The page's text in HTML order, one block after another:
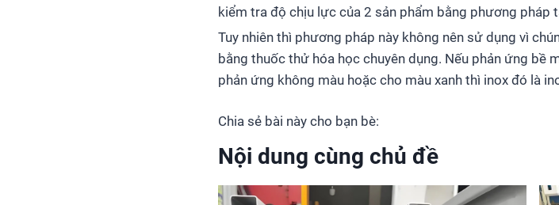
kiểm tra độ chịu lực của 2 sản phẩm bằng phương pháp
Tuy nhiên thì phương pháp này không nên sử dụng vì
bằng thuốc thử hóa học chuyên dụng. Nếu phản ứng bề
phản ứng không màu hoặc cho màu xanh thì inox đó là
Chia sẻ bài này cho bạn bè:
Nội dung cùng chủ đề